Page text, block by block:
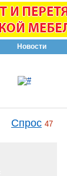
Новости
Спрос 47